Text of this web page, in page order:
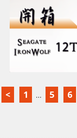
< 1 ... 5 6